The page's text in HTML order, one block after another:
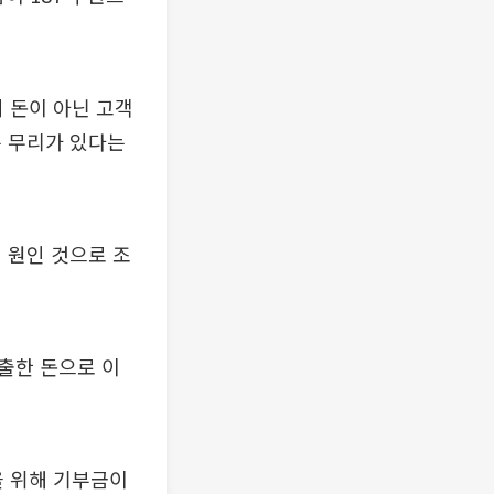
돈이 아닌 고객
리가 있다는
인 것으로 조
한 돈으로 이
해 기부금이